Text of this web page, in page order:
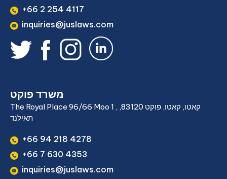
+66 2 254 4117
inquiries@juslaws.com
משרד פוקט
The Royal Place 96/66 Moo 1 , קאטו, קאטו, פוקט 83120,
תאילנד
+66 94 218 4278
+66 7 630 4353
inquiries@juslaws.com